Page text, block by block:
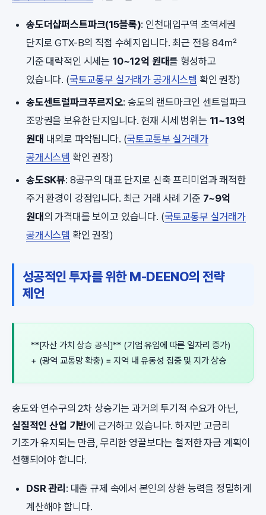
송도더샵퍼스트파크(15블록): 인천대입구역 초역세권
단지로 GTX-B의 직접 수혜지입니다. 최근 전용 84㎡
기준 대략적인 시세는 10~12억 원대를 형성하고
있습니다. (국토교통부 실거래가 공개시스템 확인 권장)
송도센트럴파크푸르지오: 송도의 랜드마크인 센트럴파크
조망권을 보유한 단지입니다. 현재 시세 범위는 11~13억
원대 내외로 파악됩니다. (국토교통부 실거래가
공개시스템 확인 권장)
송도SK뷰: 8공구의 대표 단지로 신축 프리미엄과 쾌적한
주거 환경이 강점입니다. 최근 거래 사례 기준 7~9억
원대 의 가격대를 보이고 있습니다. (국토교통부 실거래가
공개시스템 확인 권장)
성공적인 투자를 위한 M-DEENO의 전략
제언
**[자산 가치 상승 공식]** (기업 유입에 따른 일자리 증가)
+ (광역 교통망 확충) = 지역 내 유동성 집중 및 지가 상승
송도와 연수구의 2차 상승기는 과거의 투기적 수요가 아닌,
실질적인 산업 기반에 근거하고 있습니다. 하지만 고금리
기조가 유지되는 만큼, 무리한 영끌보다는 철저한 자금 계획이
선행되어야 합니다.
DSR 관리 : 대출 규제 속에서 본인의 상환 능력을 정밀하게
계산해야 합니다.